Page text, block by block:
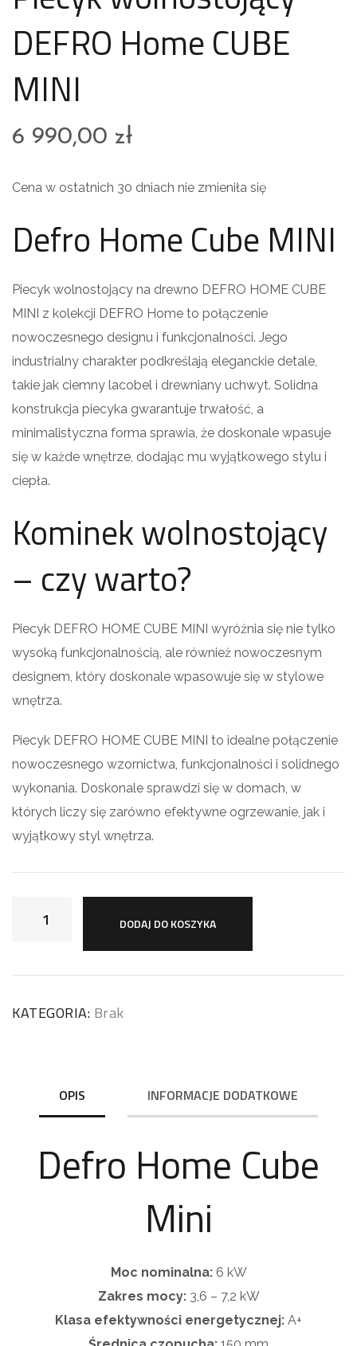
DEFRO Home CUBE
MINI
6 990,00 zł
Cena w ostatnich 30 dniach nie zmieniła się
Defro Home Cube MINI
Piecyk wolnostojący na drewno DEFRO HOME CUBE
MINI z kolekcji DEFRO Home to połączenie
nowoczesnego designu i funkcjonalności. Jego
industrialny charakter podkreślają eleganckie detale,
takie jak ciemny lacobel i drewniany uchwyt. Solidna
konstrukcja piecyka gwarantuje trwałość, a
minimalistyczna forma sprawia, że doskonale wpasuje
się w każde wnętrze, dodając mu wyjątkowego stylu i
ciepła.
Kominek wolnostojący
– czy warto?
Piecyk DEFRO HOME CUBE MINI wyróżnia się nie tylko
wysoką funkcjonalnością, ale również nowoczesnym
designem, który doskonale wpasowuje się w stylowe
wnętrza.
Piecyk DEFRO HOME CUBE MINI to idealne połączenie
nowoczesnego wzornictwa, funkcjonalności i solidnego
wykonania. Doskonale sprawdzi się w domach, w
których liczy się zarówno efektywne ogrzewanie, jak i
wyjątkowy styl wnętrza.
DODAJ DO KOSZYKA
KATEGORIA: Brak
OPIS INFORMACJE DODATKOWE
Defro Home Cube
Mini
Moc nominalna: 6 kW
Zakres mocy: 3,6 – 7,2 kW
Klasa efektywności energetycznej: A+